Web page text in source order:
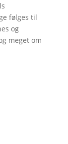
følges til
og
meget om